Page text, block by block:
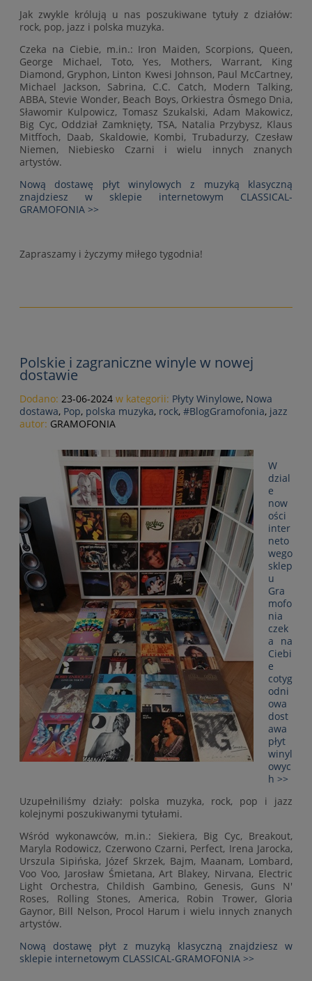
Jak zwykle królują u nas poszukiwane tytuły z działów:
rock, pop, jazz i polska muzyka.
Czeka na Ciebie, m.in.: Iron Maiden, Scorpions, Queen,
George Michael, Toto, Yes, Mothers, Warrant, King
Diamond, Gryphon, Linton Kwesi Johnson, Paul McCartney,
Michael Jackson, Sabrina, C.C. Catch, Modern Talking,
ABBA, Stevie Wonder, Beach Boys, Orkiestra Ósmego Dnia,
Sławomir Kulpowicz, Tomasz Szukalski, Adam Makowicz,
Big Cyc, Oddział Zamknięty, TSA, Natalia Przybysz, Klaus
Mitffoch, Daab, Skaldowie, Kombi, Trubadurzy, Czesław
Niemen, Niebiesko Czarni i wielu innych znanych
artystów.
Nową dostawę płyt winylowych z muzyką klasyczną
znajdziesz w sklepie internetowym CLASSICAL-
GRAMOFONIA >>
Zapraszamy i życzymy miłego tygodnia!
Polskie i zagraniczne winyle w nowej
dostawie
Dodano: 23-06-2024 w kategorii: Płyty Winylowe, Nowa
dostawa, Pop, polska muzyka, rock, #BlogGramofonia, jazz
autor: GRAMOFONIA
W
dzial
e
now
ości
inter
neto
wego
sklep
u
Gra
mofo
nia
czek
a na
Ciebi
e
cotyg
odni
owa
dost
awa
płyt
winyl
owyc
h >>
Uzupełniliśmy działy: polska muzyka, rock, pop i jazz
kolejnymi poszukiwanymi tytułami.
Wśród wykonawców, m.in.: Siekiera, Big Cyc, Breakout,
Maryla Rodowicz, Czerwono Czarni, Perfect, Irena Jarocka,
Urszula Sipińska, Józef Skrzek, Bajm, Maanam, Lombard,
Voo Voo, Jarosław Śmietana, Art Blakey, Nirvana, Electric
Light Orchestra, Childish Gambino, Genesis, Guns N'
Roses, Rolling Stones, America, Robin Trower, Gloria
Gaynor, Bill Nelson, Procol Harum i wielu innych znanych
artystów.
Nową dostawę płyt z muzyką klasyczną znajdziesz w
sklepie internetowym CLASSICAL-GRAMOFONIA >>